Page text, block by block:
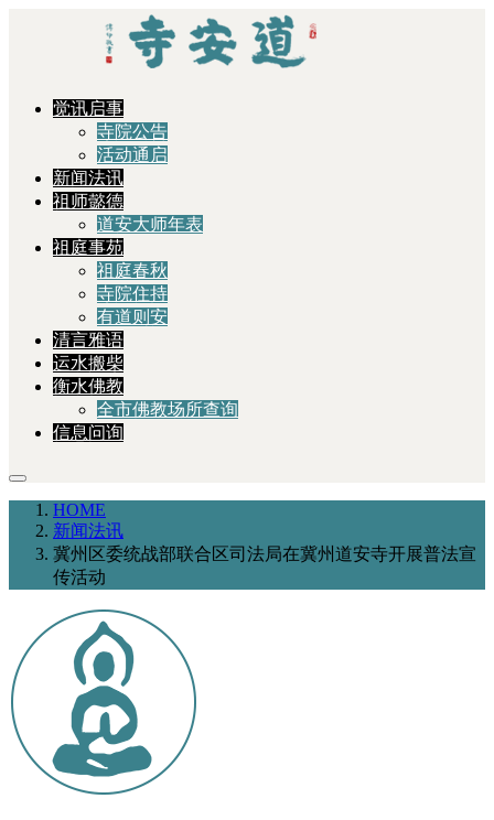
觉讯启事
寺院公告
活动通启
新闻法讯
祖师懿德
道安大师年表
祖庭事苑
祖庭春秋
寺院住持
有道则安
清言雅语
运水搬柴
衡水佛教
全市佛教场所查询
信息问询
HOME
新闻法讯
冀州区委统战部联合区司法局在冀州道安寺开展普法宣
传活动